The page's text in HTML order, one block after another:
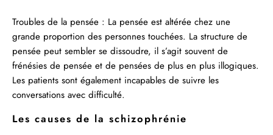
Troubles de la pensée : La pensée est altérée chez une
grande proportion des personnes touchées. La structure de
pensée peut sembler se dissoudre, il s’agit souvent de
frénésies de pensée et de pensées de plus en plus illogiques.
Les patients sont également incapables de suivre les
conversations avec difficulté.
Les causes de la schizophrénie